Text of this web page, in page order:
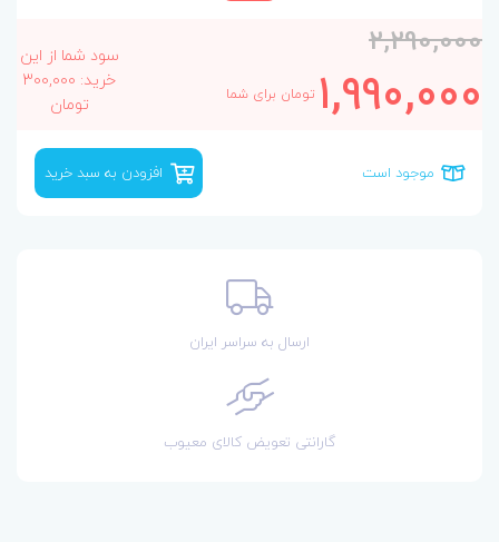
2,290,000
1,990,000 تومان برای شما
سود شما از این
خرید: 300,000
تومان
موجود است افزودن به سبد خرید
ارسال به سراسر ایران
گارانتی تعویض کالای معیوب